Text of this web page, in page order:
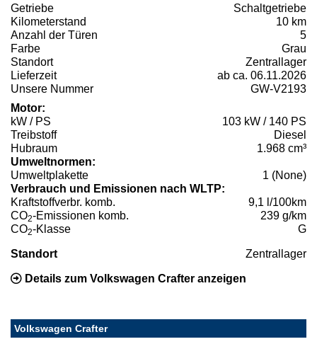
Getriebe
Schaltgetriebe
Kilometerstand
10 km
Anzahl der Türen
5
Farbe
Grau
Standort
Zentrallager
Lieferzeit
ab ca. 06.11.2026
Unsere Nummer
GW-V2193
Motor:
kW / PS
103 kW / 140 PS
Treibstoff
Diesel
Hubraum
1.968 cm³
Umweltnormen:
Umweltplakette
1 (None)
Verbrauch und Emissionen nach WLTP:
Kraftstoffverbr. komb.
9,1 l/100km
CO2-Emissionen komb.
239 g/km
CO2-Klasse G
Standort Zentrallager
Details zum Volkswagen Crafter anzeigen
Volkswagen Crafter